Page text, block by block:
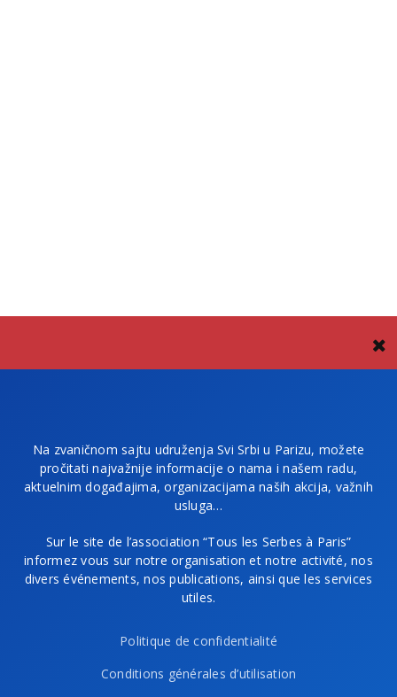
Na zvaničnom sajtu udruženja Svi Srbi u Parizu, možete
pročitati najvažnije informacije o nama i našem radu,
aktuelnim događajima, organizacijama naših akcija, važnih
usluga…
Sur le site de l’association “Tous les Serbes à Paris”
informez vous sur notre organisation et notre activité, nos
divers événements, nos publications, ainsi que les services
utiles.
Politique de confidentialité
Conditions générales d’utilisation